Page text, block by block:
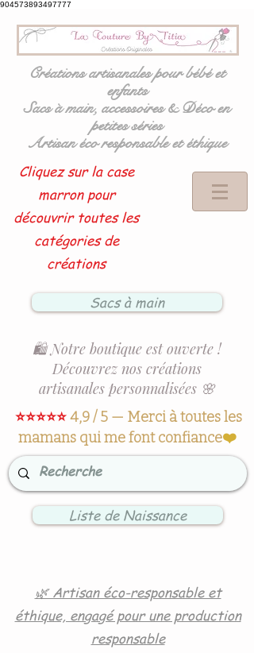
904573893497777
Créations artisanales pour bébé et
enfants
Sacs à main, accessoires & Déco en
petites séries
Artisan éco responsable et éthique
Cliquez sur la case
marron pour
découvrir toutes les
catégories de
créations
Sacs à main
🛍️ Notre boutique est ouverte !
Découvrez nos créations
artisanales personnalisées 🌸
⭐⭐⭐⭐⭐4,9 / 5 — Merci à toutes les
mamans qui me font confiance❤️
Liste de Naissance
🌿 Artisan éco-responsable et
éthique, engagé pour une production
responsable